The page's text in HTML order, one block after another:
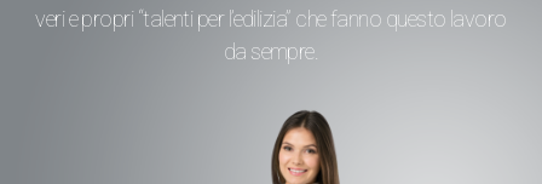
veri e propri “talenti per l’edilizia” che fanno questo lavoro
da sempre.